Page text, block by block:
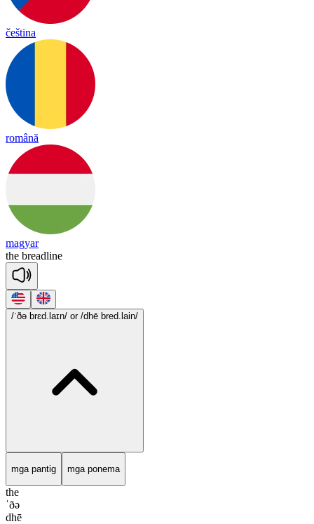
čeština
română
magyar
the breadline
/ˈðə brɛd.laɪn/ or /dhē bred.lain/
mga pantig mga ponema
the
ˈðə
dhē